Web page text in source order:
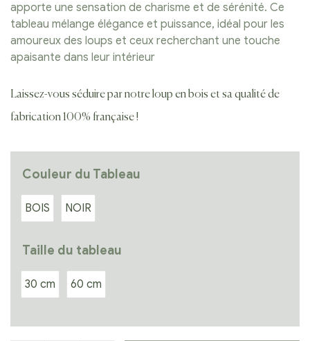
apporte une sensation de charisme et de sérénité. Ce
tableau mélange élégance et puissance, idéal pour les
amoureux des loups et ceux recherchant une touche
apaisante dans leur intérieur
Laissez-vous séduire par notre loup en bois et sa qualité de
fabrication 100% française !
Couleur du Tableau
BOIS NOIR
Taille du tableau
30 cm 60 cm